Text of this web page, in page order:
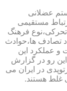
عضلانی
مستقیمی
تحرکی،نوع فرهنگ
تصادف ها،حوادث
و عملکرد این
رو در گزارش
در ایران می
غلط هستند.